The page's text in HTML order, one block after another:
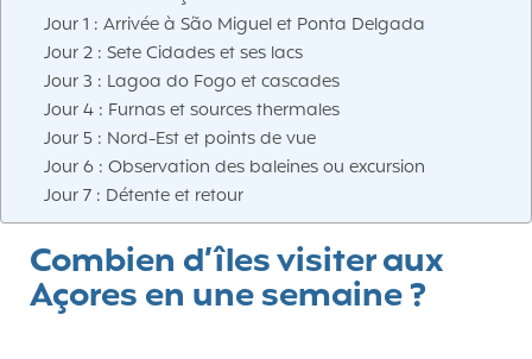
Jour 1 : Arrivée à São Miguel et Ponta Delgada
Jour 2 : Sete Cidades et ses lacs
Jour 3 : Lagoa do Fogo et cascades
Jour 4 : Furnas et sources thermales
Jour 5 : Nord-Est et points de vue
Jour 6 : Observation des baleines ou excursion
Jour 7 : Détente et retour
Combien d’îles visiter aux
Açores en une semaine ?